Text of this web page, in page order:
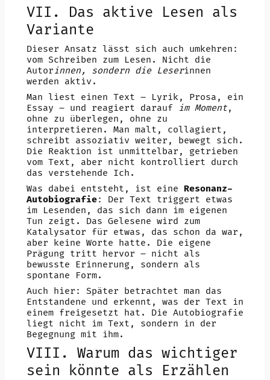
VII. Das aktive Lesen als
Variante
Dieser Ansatz lässt sich auch umkehren:
vom Schreiben zum Lesen. Nicht die
Autorinnen, sondern die Leserinnen
werden aktiv.
Man liest einen Text – Lyrik, Prosa, ein
Essay – und reagiert darauf im Moment,
ohne zu überlegen, ohne zu
interpretieren. Man malt, collagiert,
schreibt assoziativ weiter, bewegt sich.
Die Reaktion ist unmittelbar, getrieben
vom Text, aber nicht kontrolliert durch
das verstehende Ich.
Was dabei entsteht, ist eine Resonanz-
Autobiografie: Der Text triggert etwas
im Lesenden, das sich dann im eigenen
Tun zeigt. Das Gelesene wird zum
Katalysator für etwas, das schon da war,
aber keine Worte hatte. Die eigene
Prägung tritt hervor – nicht als
bewusste Erinnerung, sondern als
spontane Form.
Auch hier: Später betrachtet man das
Entstandene und erkennt, was der Text in
einem freigesetzt hat. Die Autobiografie
liegt nicht im Text, sondern in der
Begegnung mit ihm.
VIII. Warum das wichtiger
sein könnte als Erzählen